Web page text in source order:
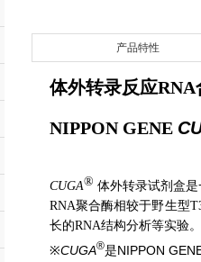
产品特性
体外转录反应RNA
NIPPON GENE
CUGA® 体外转录试剂盒是
RNA聚合酶相较于野生型
长的RNA结构分析等实验。
※CUGA®是NIPPON